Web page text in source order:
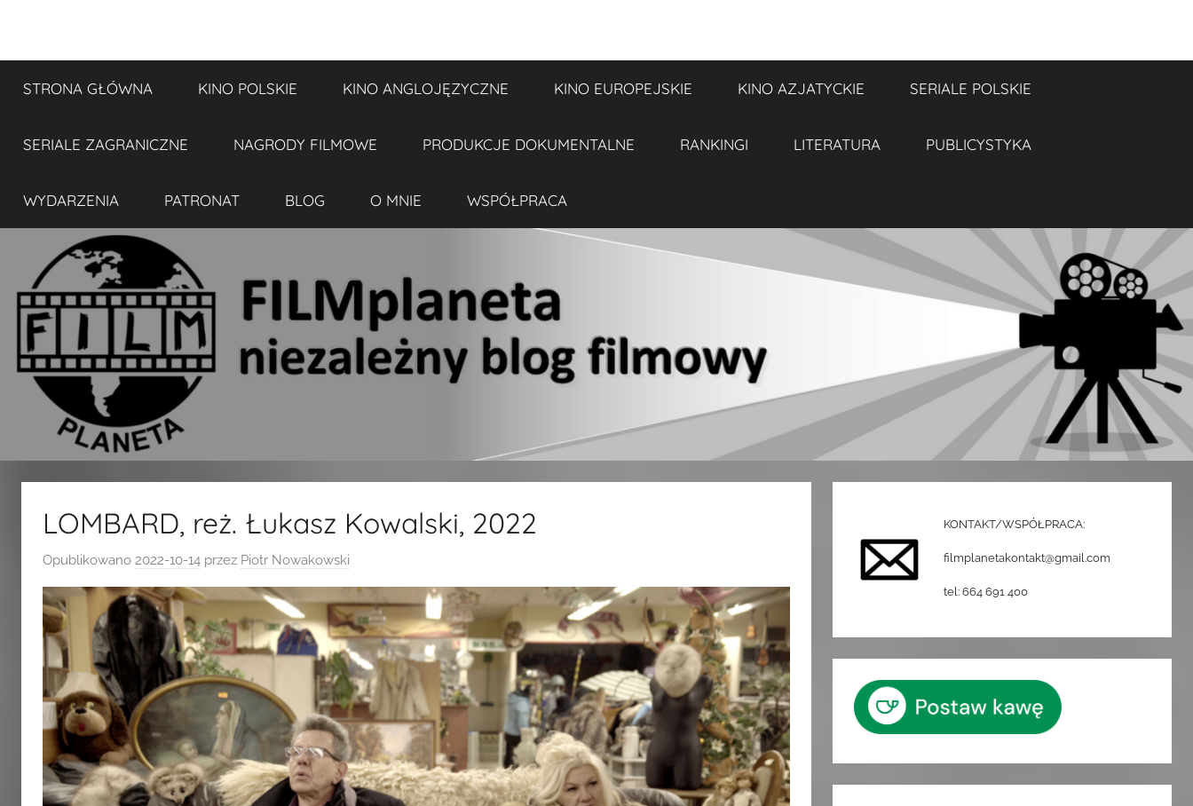
treściFILMplaneta
blog
filmowy
STRONA GŁÓWNA KINO POLSKIE KINO ANGLOJĘZYCZNE KINO EUROPEJSKIE KINO AZJATYCKIE SERIALE POLSKIE
SERIALE ZAGRANICZNE NAGRODY FILMOWE PRODUKCJE DOKUMENTALNE RANKINGI LITERATURA PUBLICYSTYKA
WYDARZENIA PATRONAT BLOG O MNIE WSPÓŁPRACA
LOMBARD, reż. Łukasz Kowalski, 2022
Opublikowano 2022-10-14 przez Piotr Nowakowski
KONTAKT/WSPÓŁPRACA:
filmplanetakontakt@gmail.com
tel: 664 691 400